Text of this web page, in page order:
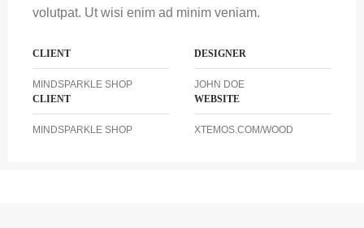
volutpat. Ut wisi enim ad minim veniam.
CLIENT
MINDSPARKLE SHOP
DESIGNER
JOHN DOE
CLIENT
MINDSPARKLE SHOP
WEBSITE
XTEMOS.COM/WOOD